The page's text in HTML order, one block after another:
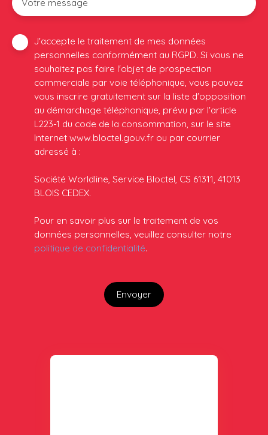
J'accepte le traitement de mes données
personnelles conformément au RGPD. Si vous ne
souhaitez pas faire l'objet de prospection
commerciale par voie téléphonique, vous pouvez
vous inscrire gratuitement sur la liste d'opposition
au démarchage téléphonique, prévu par l'article
L223-1 du code de la consommation, sur le site
Internet www.bloctel.gouv.fr ou par courrier
adressé à :
Société Worldline, Service Bloctel, CS 61311, 41013
BLOIS CEDEX.
Pour en savoir plus sur le traitement de vos
données personnelles, veuillez consulter notre
politique de confidentialité.
Envoyer